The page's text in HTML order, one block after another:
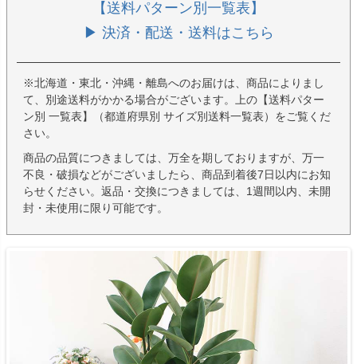
【送料パターン別一覧表】
▶ 決済・配送・送料はこちら
※北海道・東北・沖縄・離島へのお届けは、商品によりまし
て、別途送料がかかる場合がございます。上の【送料パター
ン別 一覧表】（都道府県別 サイズ別送料一覧表）をご覧くだ
さい。
商品の品質につきましては、万全を期しておりますが、万一
不良・破損などがございましたら、商品到着後7日以内にお知
らせください。返品・交換につきましては、1週間以内、未開
封・未使用に限り可能です。